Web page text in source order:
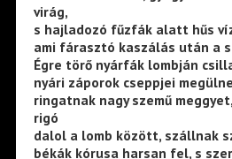
virág,
s hajladozó fűzfák alatt hűs
ami fárasztó kaszálás után a
Égre törő nyárfák lombján
nyári záporok cseppjei
ringatnak nagy szemű
rigó
dalol a lomb között, szállnak
békák kórusa harsan fel, s